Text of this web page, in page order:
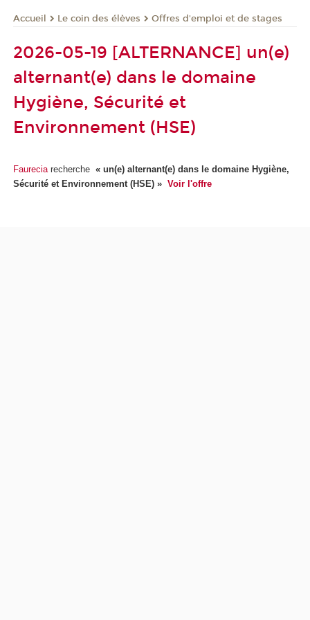
Accueil Le coin des élèves Offres d'emploi et de stages
2026-05-19 [ALTERNANCE] un(e)
alternant(e) dans le domaine
Hygiène, Sécurité et
Environnement (HSE)
Faurecia recherche « un(e) alternant(e) dans le domaine Hygiène,
Sécurité et Environnement (HSE) » Voir l'offre